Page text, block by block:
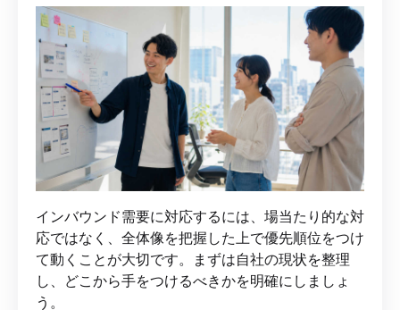
インバウンド需要に対応するには、場当たり的な対
応ではなく、全体像を把握した上で優先順位をつけ
て動くことが大切です。まずは自社の現状を整理
し、どこから手をつけるべきかを明確にしましょ
う。